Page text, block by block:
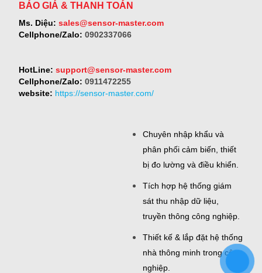
BÁO GIÁ & THANH TOÁN
Ms. Diệu: sales@sensor-master.com
Cellphone/Zalo: 0902337066
HotLine: support@sensor-master.com
Cellphone/Zalo: 0911472255
website: https://sensor-master.com/
Chuyên nhập khẩu và
phân phối cảm biến, thiết
bị đo lường và điều khiển.
Tích hợp hệ thống giám
sát thu nhập dữ liệu,
truyền thông công nghiệp.
Thiết kế & lắp đặt hệ thống
nhà thông minh trong công
nghiệp.